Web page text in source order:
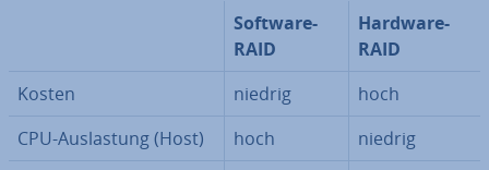
Software-
RAID
Hardware-
RAID
Kosten
niedrig
hoch
CPU-Aus­las­tung (Host)
hoch
niedrig